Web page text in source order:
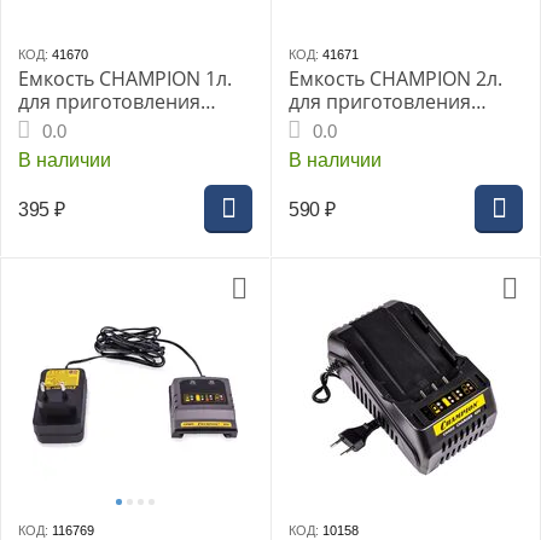
КОД: 41670
Емкость CHAMPION 1л.
для приготовления
топл.смеси (C1010)
0.0
В наличии
395 ₽
КОД: 41671
Емкость CHAMPION 2л.
для приготовления
топл.смеси (C1011)
0.0
В наличии
590 ₽
КОД: 116769 КОД: 10158